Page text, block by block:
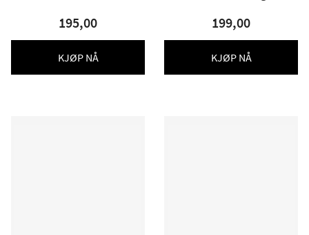
195,00
KJØP NÅ
199,00
KJØP NÅ